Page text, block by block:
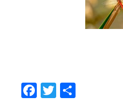
Facebook
Twitter